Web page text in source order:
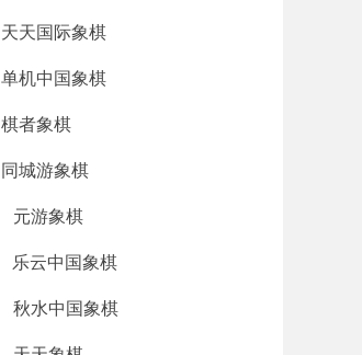
天天国际象棋
单机中国象棋
棋者象棋
同城游象棋
元游象棋
乐云中国象棋
秋水中国象棋